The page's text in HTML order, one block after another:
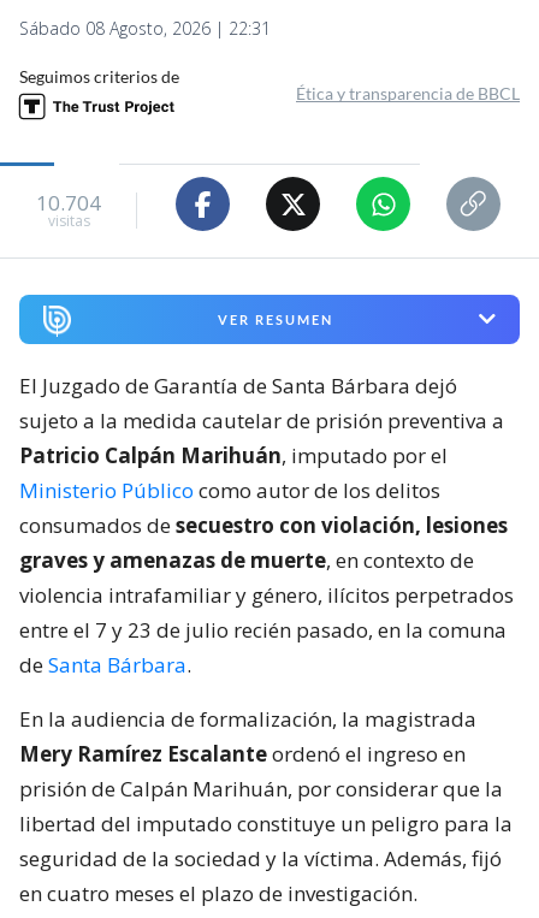
Sábado 08 Agosto, 2026 | 22:31
Seguimos criterios de
Ética y transparencia de BBCL
10.704
visitas
VER RESUMEN
El Juzgado de Garantía de Santa Bárbara dejó
sujeto a la medida cautelar de prisión preventiva a
Patricio Calpán Marihuán, imputado por el
Ministerio Público como autor de los delitos
consumados desecuestro con violación, lesiones
graves y amenazas de muerte, en contexto de
violencia intrafamiliar y género, ilícitos perpetrados
entre el 7 y 23 de julio recién pasado, en la comuna
deSanta Bárbara.
En la audiencia de formalización, la magistrada
Mery Ramírez Escalanteordenó el ingreso en
prisión de Calpán Marihuán, por considerar que la
libertad del imputado constituye un peligro para la
seguridad de la sociedad y la víctima. Además, fijó
en cuatro meses el plazo de investigación.